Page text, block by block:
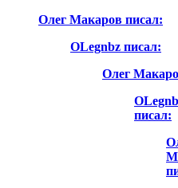
Олег Макаров писал:
OLegnbz писал:
Олег
писал: